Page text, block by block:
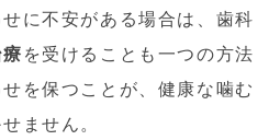
に不安がある場合は、歯科
を受けることも一つの方法
を保つことが、健康な噛む
ません。